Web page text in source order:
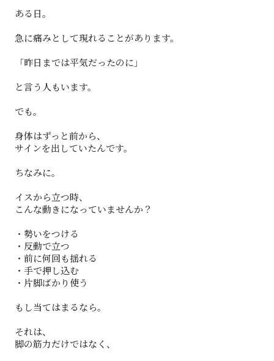
ある日。
急に痛みとして現れることがあります。
「昨日までは平気だったのに」
と言う人もいます。
でも。
身体はずっと前から、
サインを出していたんです。
ちなみに。
イスから立つ時、
こんな動きになっていませんか？
・勢いをつける
・反動で立つ
・前に何回も揺れる
・手で押し込む
・片脚ばかり使う
もし当てはまるなら。
それは、
脚の筋力だけではなく、